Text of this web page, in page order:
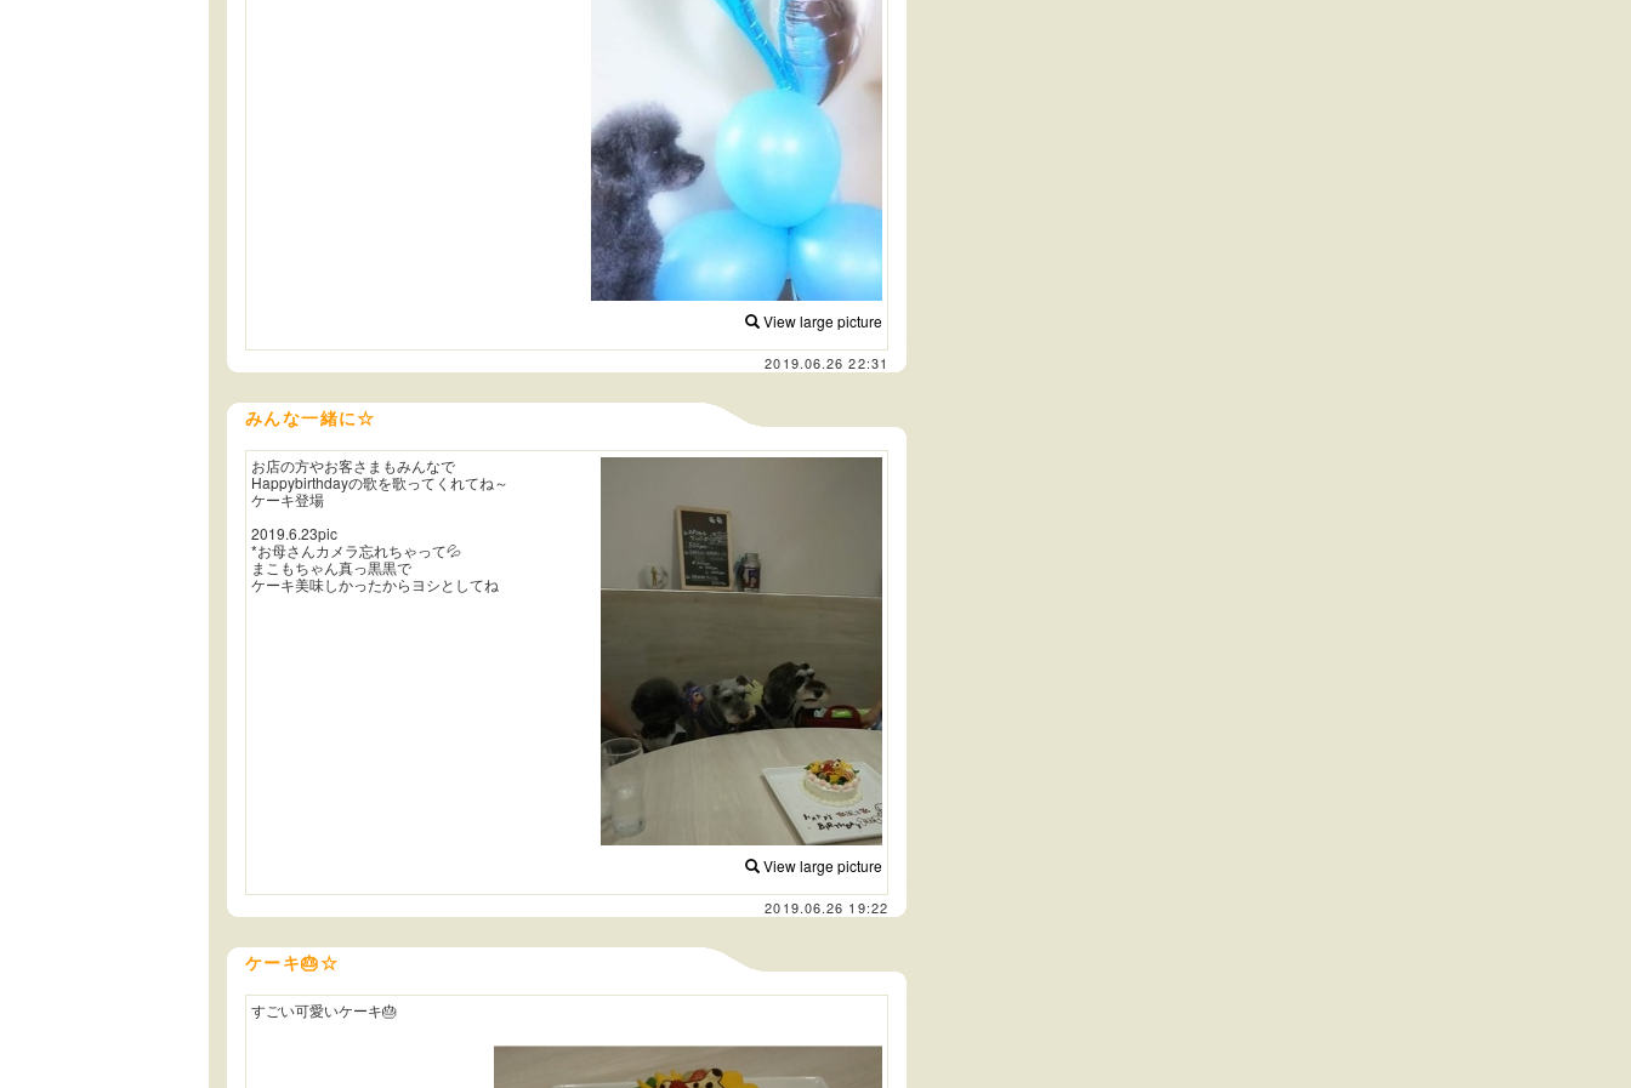
View large picture
2019.06.26 22:31
みんな一緒に☆
View large picture
お店の方やお客さまもみんなで
Happybirthdayの歌を歌ってくれてね～
ケーキ登場
2019.6.23pic
*お母さんカメラ忘れちゃって💦
まこもちゃん真っ黒黒で
ケーキ美味しかったからヨシとしてね
2019.06.26 19:22
ケーキ🎂☆
すごい可愛いケーキ🎂